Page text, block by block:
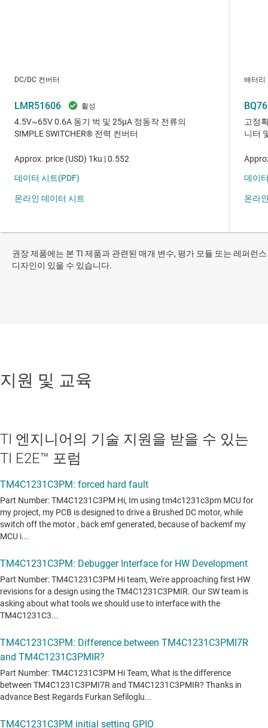
권장 제품에는 본 TI 제품과 관련된 매개 변수, 평가 모듈 또는 레퍼런스
디자인이 있을 수 있습니다.
지원 및 교육
TI 엔지니어의 기술 지원을 받을 수 있는
TI E2E™ 포럼